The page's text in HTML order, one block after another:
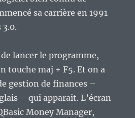
sa carrière en 1991
lancer le programme,
touche maj + F5. Et on a
gestion de finances –
– qui apparait. L’écran
Money Manager,